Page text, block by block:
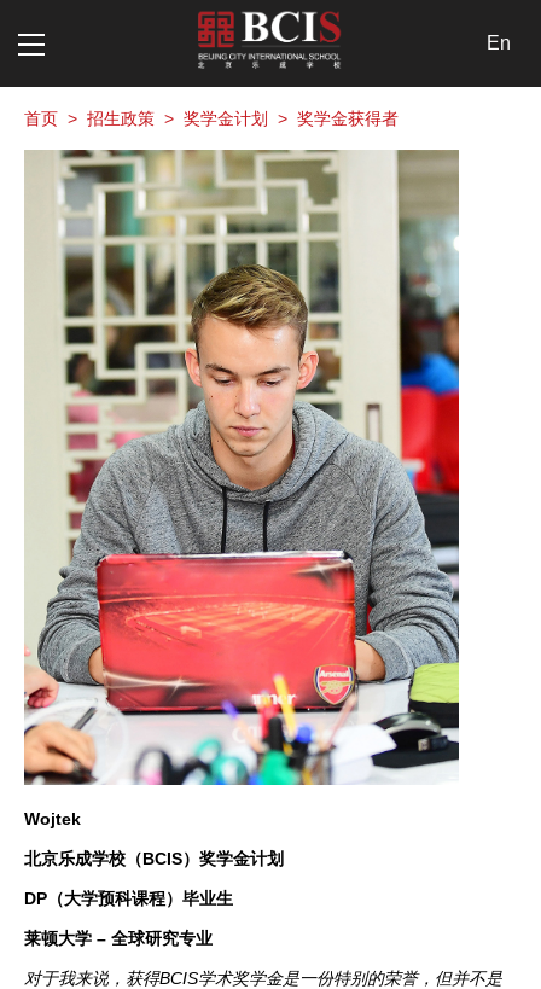
En
首页 > 招生政策 > 奖学金计划 > 奖学金获得者
Wojtek
北京乐成学校（BCIS）奖学金计划
DP（大学预科课程）毕业生
莱顿大学 – 全球研究专业
对于我来说，获得BCIS学术奖学金是一份特别的荣誉，但并不是